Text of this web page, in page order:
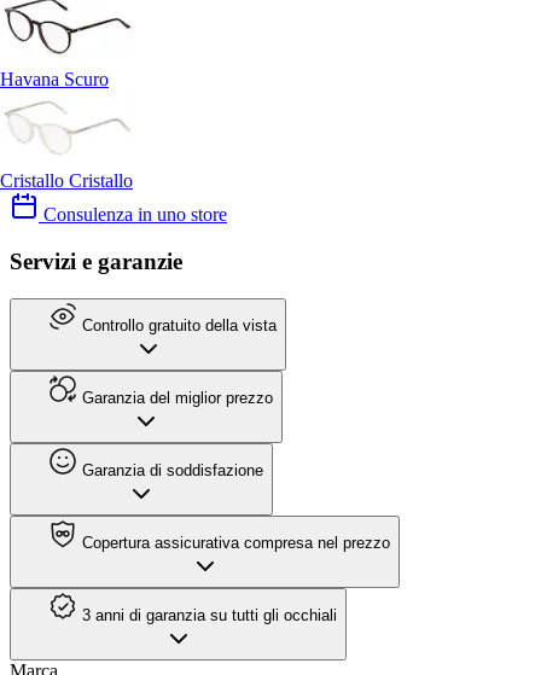
Havana Scuro
Cristallo Cristallo
Consulenza in uno store
Servizi e garanzie
Controllo gratuito della vista
Garanzia del miglior prezzo
Garanzia di soddisfazione
Copertura assicurativa compresa nel prezzo
3 anni di garanzia su tutti gli occhiali
Marca